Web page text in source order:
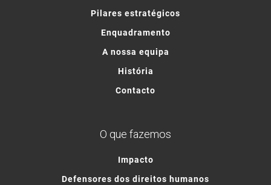
Pilares estratégicos
Enquadramento
A nossa equipa
História
Contacto
O que fazemos
Impacto
Defensores dos direitos humanos